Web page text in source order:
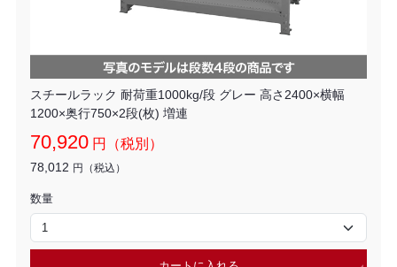
スチールラック 耐荷重1000kg/段 グレー 高さ2400×横幅
1200×奥行750×2段(枚) 増連
70,920 円（税別）
78,012 円（税込）
数量